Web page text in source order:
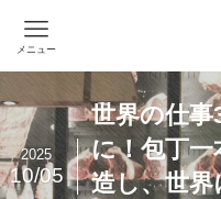
メニュー
世界の仕事
に！包丁
造し、世
2025
10/05